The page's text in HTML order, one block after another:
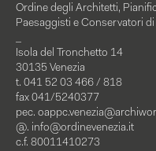
Ordine degli Architetti,
Paesaggisti e Conservatori di
Isola del Tronchetto 14
30135 Venezia
t. 041 52 03 466 / 818
fax 041/5240377
pec.
@. info@ordinevenezia.it
c.f. 80011410273